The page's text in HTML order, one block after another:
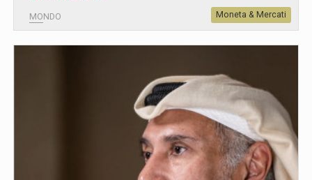
MONDO Moneta & Mercati